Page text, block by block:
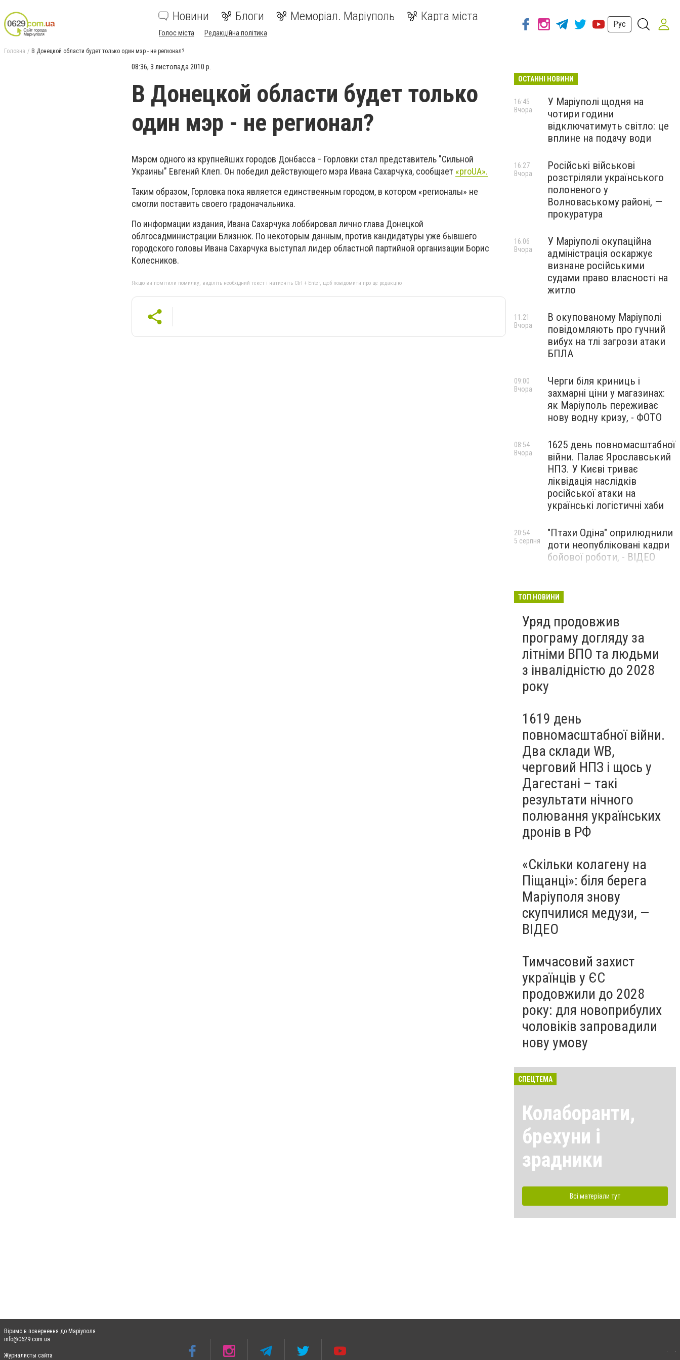
Новини Блоги Меморіал. Маріуполь Карта міста
Голос міста Редакційна політика
Рус
Головна В Донецкой области будет только один мэр - не регионал?
08:36, 3 листопада 2010 р.
В Донецкой области будет только
один мэр - не регионал?
Мэром одного из крупнейших городов Донбасса – Горловки стал представитель "Сильной
Украины" Евгений Клеп. Он победил действующего мэра Ивана Сахарчука, сообщает «proUA».
Таким образом, Горловка пока является единственным городом, в котором «регионалы» не
смогли поставить своего градоначальника.
По информации издания, Ивана Сахарчука лоббировал лично глава Донецкой
облгосадминистрации Близнюк. По некоторым данным, против кандидатуры уже бывшего
городского головы Ивана Сахарчука выступал лидер областной партийной организации Борис
Колесников.
Якщо ви помітили помилку, виділіть необхідний текст і натисніть Ctrl + Enter, щоб повідомити про це редакцію
ОСТАННІ НОВИНИ
У Маріуполі щодня на
чотири години
відключатимуть світло: це
вплине на подачу води
16:45
Вчора
Російські військові
розстріляли українського
полоненого у
Волноваському районі, —
прокуратура
16:27
Вчора
У Маріуполі окупаційна
адміністрація оскаржує
визнане російськими
судами право власності на
житло
16:06
Вчора
В окупованому Маріуполі
повідомляють про гучний
вибух на тлі загрози атаки
БПЛА
11:21
Вчора
Черги біля криниць і
захмарні ціни у магазинах:
як Маріуполь переживає
нову водну кризу, - ФОТО
09:00
Вчора
1625 день повномасштабної
війни. Палає Ярославський
НПЗ. У Києві триває
ліквідація наслідків
російської атаки на
українські логістичні хаби
08:54
Вчора
"Птахи Одіна" оприлюднили
доти неопубліковані кадри
бойової роботи, - ВІДЕО
20:54
5 серпня
Бєдняков зіграє тата
новому українському
фільмі, - ФОТО
5 серпня
ТОП НОВИНИ
Уряд продовжив
програму догляду за
літніми ВПО та людьми
з інвалідністю до 2028
року
1619 день
повномасштабної війни.
Два склади WB,
черговий НПЗ і щось у
Дагестані – такі
результати нічного
полювання українських
дронів в РФ
«Скільки колагену на
Піщанці»: біля берега
Маріуполя знову
скупчилися медузи, —
ВІДЕО
Тимчасовий захист
українців у ЄС
продовжили до 2028
року: для новоприбулих
чоловіків запровадили
нову умову
СПЕЦТЕМА
Колаборанти,
брехуни і
зрадники
Всі матеріали тут
Віримо в повернення до Маріуполя
info@0629.com.ua
Журналисты сайта